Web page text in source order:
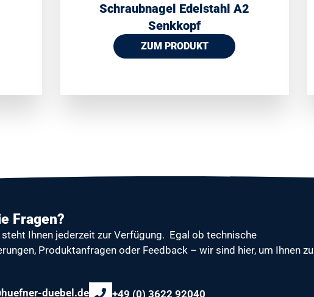
Schraubnagel Edelstahl A2
Senkkopf
ZUM PRODUKT
Fragen?
steht Ihnen jederzeit zur Verfügung. Egal ob technische
Produktanfragen oder Feedback – wir sind hier, um Ihnen zu
duebel.de +49 (0) 3622 92040